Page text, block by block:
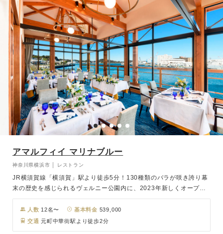
アマルフィイ マリナブルー
神奈川県横浜市 │ レストラン
JR横須賀線「横須賀」駅より徒歩5分！130種類のバラが咲き誇り幕
末の歴史を感じられるヴェルニー公園内に、2023年新しくオープン
したレストラン「アマルフィイ マリナブルー」。お昼は海を、夜は
夜景が見える絶好のロケーションでシェフ自慢の絶品料理をご堪能あ
れ。また、同日に海や公園内での撮影も可能。東京湾の海風を感じな
がらカジュアルなイタリアンと自慢のワインで、ハイセンスかつ非日
人数 12名〜 基本料金 539,000
交通 元町中華街駅より徒歩2分